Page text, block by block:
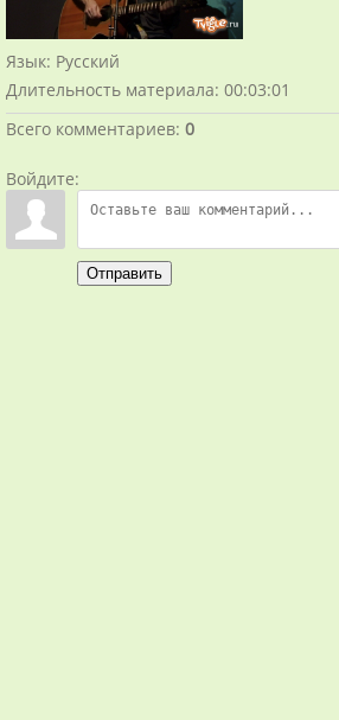
Язык: Русский
Длительность материала: 00:03:01
Всего комментариев: 0
Войдите:
Отправить